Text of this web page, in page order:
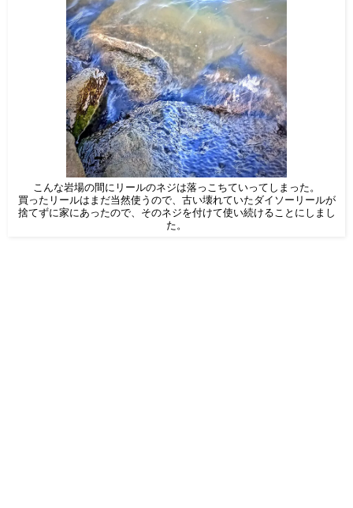
こんな岩場の間にリールのネジは落っこちていってしまった。
買ったリールはまだ当然使うので、古い壊れていたダイソーリールが
捨てずに家にあったので、そのネジを付けて使い続けることにしまし
た。